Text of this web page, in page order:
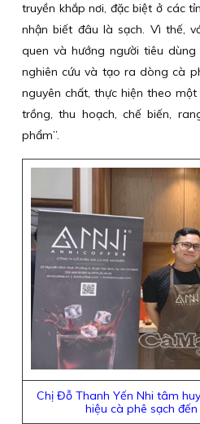
truyền khắp nơi, đặc biệt ở các
nhận biết đâu là sạch. Vì thế,
quen và hướng người tiêu
nghiên cứu và tạo ra dòng cà
nguyên chất, thực hiện theo
trồng, thu hoạch, chế biến,
phẩm”.
Chị Đỗ Thanh Yến Nhi tâm
hiệu cà phê sạch